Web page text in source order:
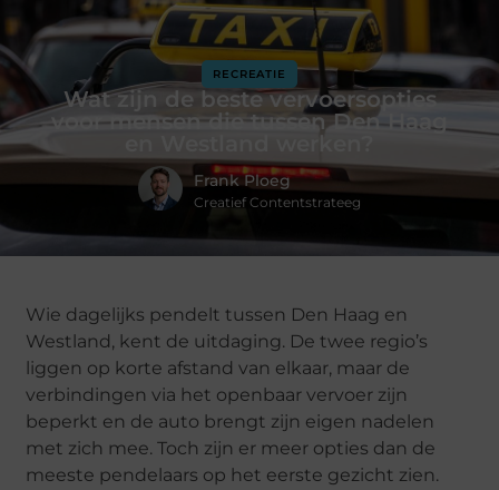
RECREATIE
Wat zijn de beste vervoersopties
voor mensen die tussen Den Haag
en Westland werken?
Frank Ploeg
Creatief Contentstrateeg
Wie dagelijks pendelt tussen Den Haag en
Westland, kent de uitdaging. De twee regio’s
liggen op korte afstand van elkaar, maar de
verbindingen via het openbaar vervoer zijn
beperkt en de auto brengt zijn eigen nadelen
met zich mee. Toch zijn er meer opties dan de
meeste pendelaars op het eerste gezicht zien.